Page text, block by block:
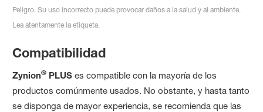
Peligro. Su uso incorrecto puede provocar daños a la salud y al ambiente.
Lea atentamente la etiqueta.
Compatibilidad
Zynion® PLUSes compatible con la mayoría de los
productos comúnmente usados. No obstante, y hasta tanto
se disponga de mayor experiencia, se recomienda que las